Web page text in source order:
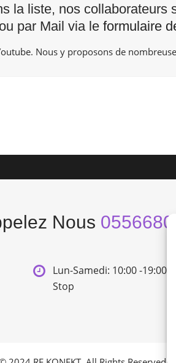
la liste, nos
par Mail via le formulaire
. Nous y proposons de
Nous
Lun-Samedi: 10:00 -19:00
Stop